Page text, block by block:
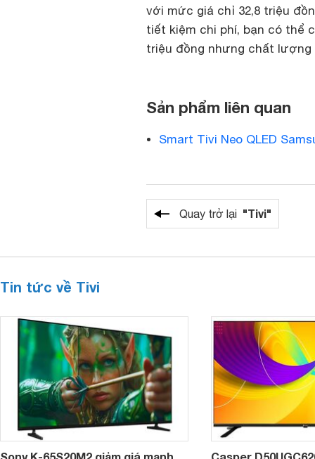
với mức giá chỉ 32,8 triệu
tiết kiệm chi phí, bạn có thể
triệu đồng nhưng chất lượng
Sản phẩm liên quan
Smart Tivi Neo QLED
Quay trở lại "Tivi"
Tin tức về Tivi